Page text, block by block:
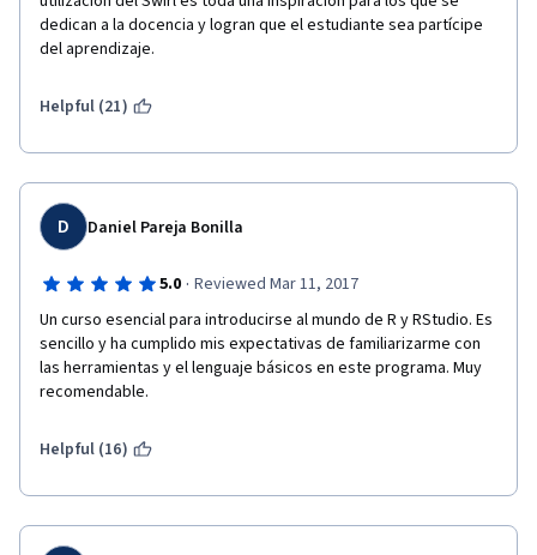
Queda la sensación que todo tiene que aprenderse de
memoria (especialmente en la última semana), siendo que la
retener conceptos de forma natural. 4) Yo rara vez utilizo los
foros, pero quienes acostumbran a utilizarlo puede ser algo
desalentador, ya que hay demasiadas preguntas sin responder
que vale la pena tomar como introducción.
dedican a la docencia y logran que el estudiante sea partícipe
del aprendizaje.
Helpful (21)
D Daniel Pareja Bonilla
5.0 · Reviewed Mar 11, 2017
Un curso esencial para introducirse al mundo de R y RStudio. Es
sencillo y ha cumplido mis expectativas de familiarizarme con
las herramientas y el lenguaje básicos en este programa. Muy
recomendable.
Helpful (16)